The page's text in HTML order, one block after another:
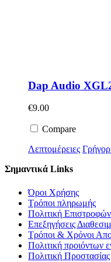
Dap Audio
€9.00
Compare
Λεπτομέρειες
Σημαντικά Links
Όροι Χρήσης
Τρόποι πληρωμής
Πολιτική Επιστροφών
Επεξηγήσεις
Τρόποι & Χρόνοι
Πολιτική προιόντων
Πολιτική